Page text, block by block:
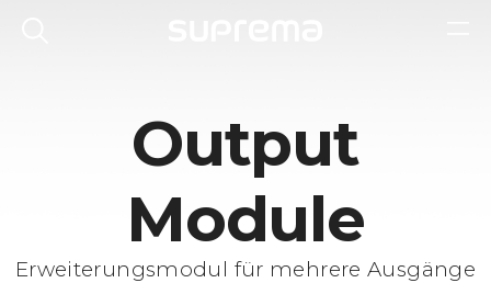
Output
Module
Erweiterungsmodul für mehrere Ausgänge